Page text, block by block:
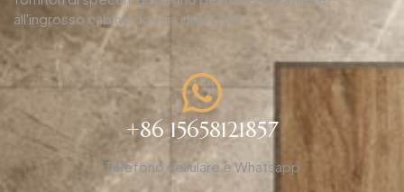
all'ingrosso cabine doccia dalla Cina.
+86 15658121857
Telefono cellulare e Whatsapp